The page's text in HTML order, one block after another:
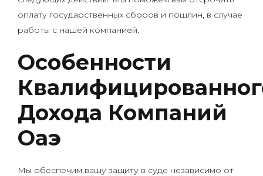
оплату государственных сборов и пошлин, в случае
работы с нашей компанией.
Особенности
Дохода Компаний
Оаэ
Мы обеспечим вашу защиту в суде независимо от